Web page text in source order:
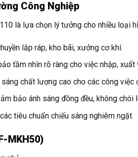
Công Nghiệp
là lựa chọn lý tưởng cho nhiều loại
lắp ráp, kho bãi, xưởng cơ khí.
tầm nhìn rõ ràng cho việc nhập, xuất
sáng chất lượng cao cho các công việc
bảo ánh sáng đồng đều, không chói
tiêu chuẩn chiếu sáng nghiêm ngặt.
MKH50)